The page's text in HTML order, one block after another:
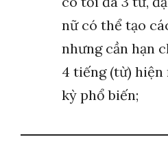
nữ có thể tạo
nhưng cần hạn
4 tiếng (từ) hiện
kỳ phổ biến;